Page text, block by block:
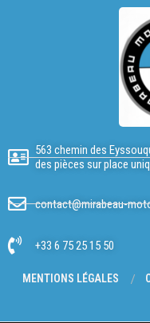
563 chemin des
des pièces sur place
contact@mirabeau-
+33 6 75 25 15 50
MENTIONS LÉGALES